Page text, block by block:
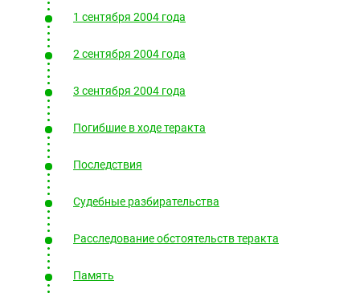
1 сентября 2004 года
2 сентября 2004 года
3 сентября 2004 года
Погибшие в ходе теракта
Последствия
Судебные разбирательства
Расследование обстоятельств теракта
Память